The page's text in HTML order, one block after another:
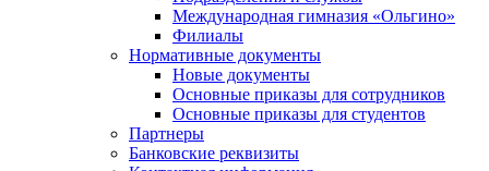
Международная гимназия «Ольгино»
Филиалы
Нормативные документы
Новые документы
Основные приказы для сотрудников
Основные приказы для студентов
Партнеры
Банковские реквизиты